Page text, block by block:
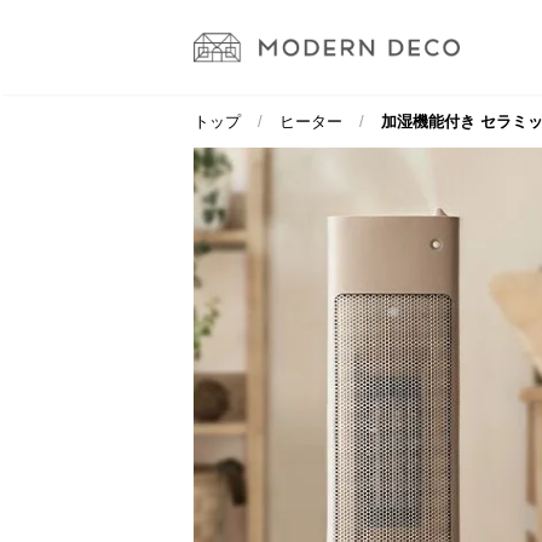
トップ ヒーター 加湿機能付き セラミ